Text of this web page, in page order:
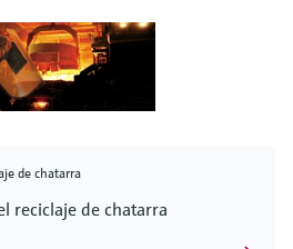
de chatarra
reciclaje de chatarra